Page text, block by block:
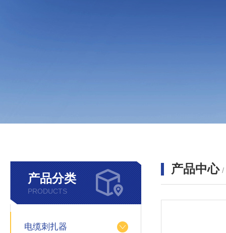
产品分类
PRODUCTS
电缆刺扎器
产品中心 /